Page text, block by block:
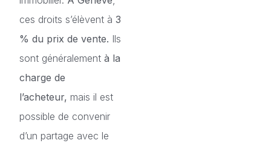
ces droits s’élèvent à3
% du prix de vente. Ils
sont généralementà la
charge de
l’acheteur, mais il est
possible de convenir
d’un partage avec le